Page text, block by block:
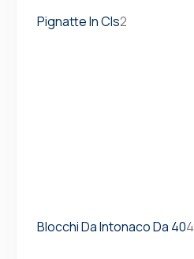
Pignatte In Cls2
Blocchi Da Intonaco Da 404